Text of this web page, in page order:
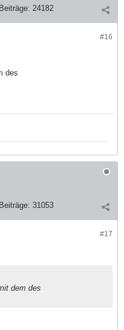
Beiträge: 24182
#16
des
Beiträge: 31053
#17
dem des